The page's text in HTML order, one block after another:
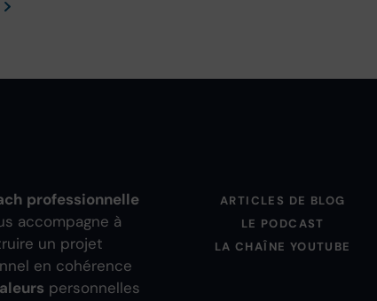
professionnelle
accompagne à
un projet
en cohérence
personnelles
ARTICLES DE BLOG
LE PODCAST
LA CHAÎNE YOUTUBE